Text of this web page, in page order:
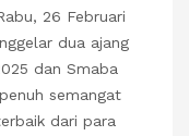
26 Februari
dua ajang
dan Smaba
semangat
dari para